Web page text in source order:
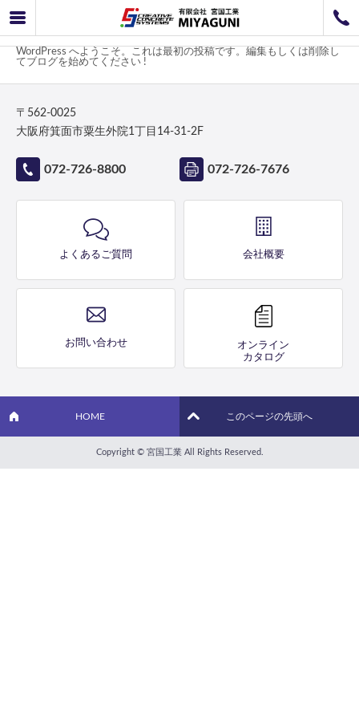
072-726-7676
営業時間9：00〜12：00 / 13：00〜17：00
WordPress へようこそ。これは最初の投稿です。編集もしくは削除し
てブログを始めてください !
〒562-0025
大阪府箕面市粟生外院1丁目14-31-2F
072-726-8800 072-726-7676
よくあるご質問 会社概要
お問い合わせ
オンライン
カタログ
HOME このページの先頭へ
Copyright © 宮国工業 All Rights Reserved.